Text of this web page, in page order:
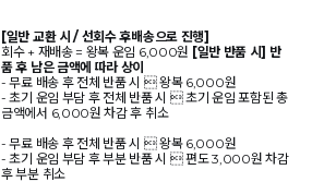
[일반 교환 시 / 선회수 후배송으로 진행]
회수 + 재배송 = 왕복 운임 6,000원 [일반 반품 시] 반
품 후 남은 금액에 따라 상이
- 무료 배송 후 전체 반품 시  왕복 6,000원
- 초기 운임 부담 후 전체 반품 시  초기 운임 포함된 총
금액에서 6,000원 차감 후 취소
- 무료 배송 후 전체 반품 시  왕복 6,000원
- 초기 운임 부담 후 부분 반품 시  편도 3,000원 차감
후 부분 취소